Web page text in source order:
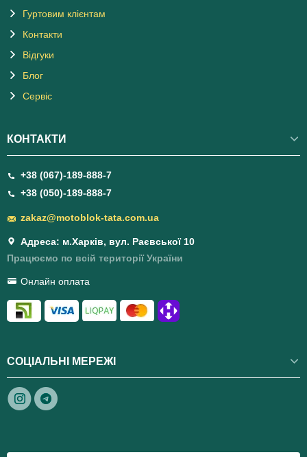
Гуртовим клієнтам
Контакти
Відгуки
Блог
Сервіс
КОНТАКТИ
+38 (067)-189-888-7
+38 (050)-189-888-7
zakaz@motoblok-tata.com.ua
Адреса: м.Харків, вул. Раєвської 10
Працюємо по всій території України
Онлайн оплата
СОЦІАЛЬНІ МЕРЕЖІ